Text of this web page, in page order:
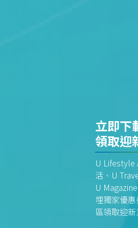
立即
領取迎
U Lifestyle
活、U
U
埋獨家優
區領取迎